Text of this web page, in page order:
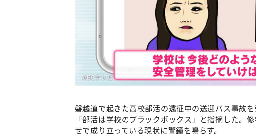
磐越道で起きた高校部活の遠征中の送迎バス事故
「部活は学校のブラックボックス」と指摘した。
せで成り立っている現状に警鐘を鳴らす。